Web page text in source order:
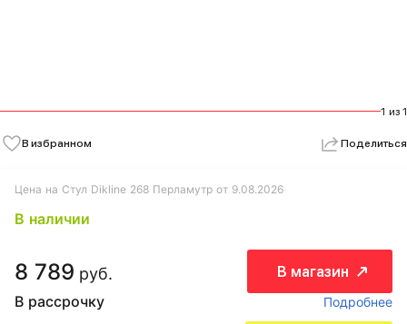
1 из 1
В избранном Поделиться
Цена на Стул Dikline 268 Перламутр от 9.08.2026
В наличии
8 789 руб. В магазин
В рассрочку Подробнее